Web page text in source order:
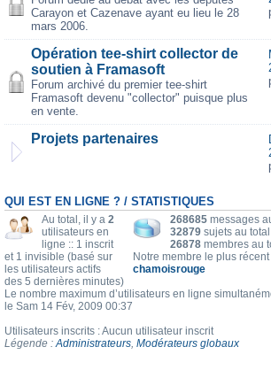
Carayon et Cazenave ayant eu lieu le 28
mars 2006.
Opération tee-shirt collector de
soutien à Framasoft
Forum archivé du premier tee-shirt
Framasoft devenu "collector" puisque plus
en vente.
Projets partenaires
QUI EST EN LIGNE ? / STATISTIQUES
268685 messages
32879 sujets au total
26878 membres au
Notre membre le plus récent
chamoisrouge
Au total, il y a 2
utilisateurs en
ligne :: 1 inscrit
et 1 invisible (basé sur
les utilisateurs actifs
des 5 dernières minutes)
Le nombre maximum d’utilisateurs en ligne
le Sam 14 Fév, 2009 00:37
Utilisateurs inscrits : Aucun utilisateur inscrit
Légende :Administrateurs, Modérateurs globaux